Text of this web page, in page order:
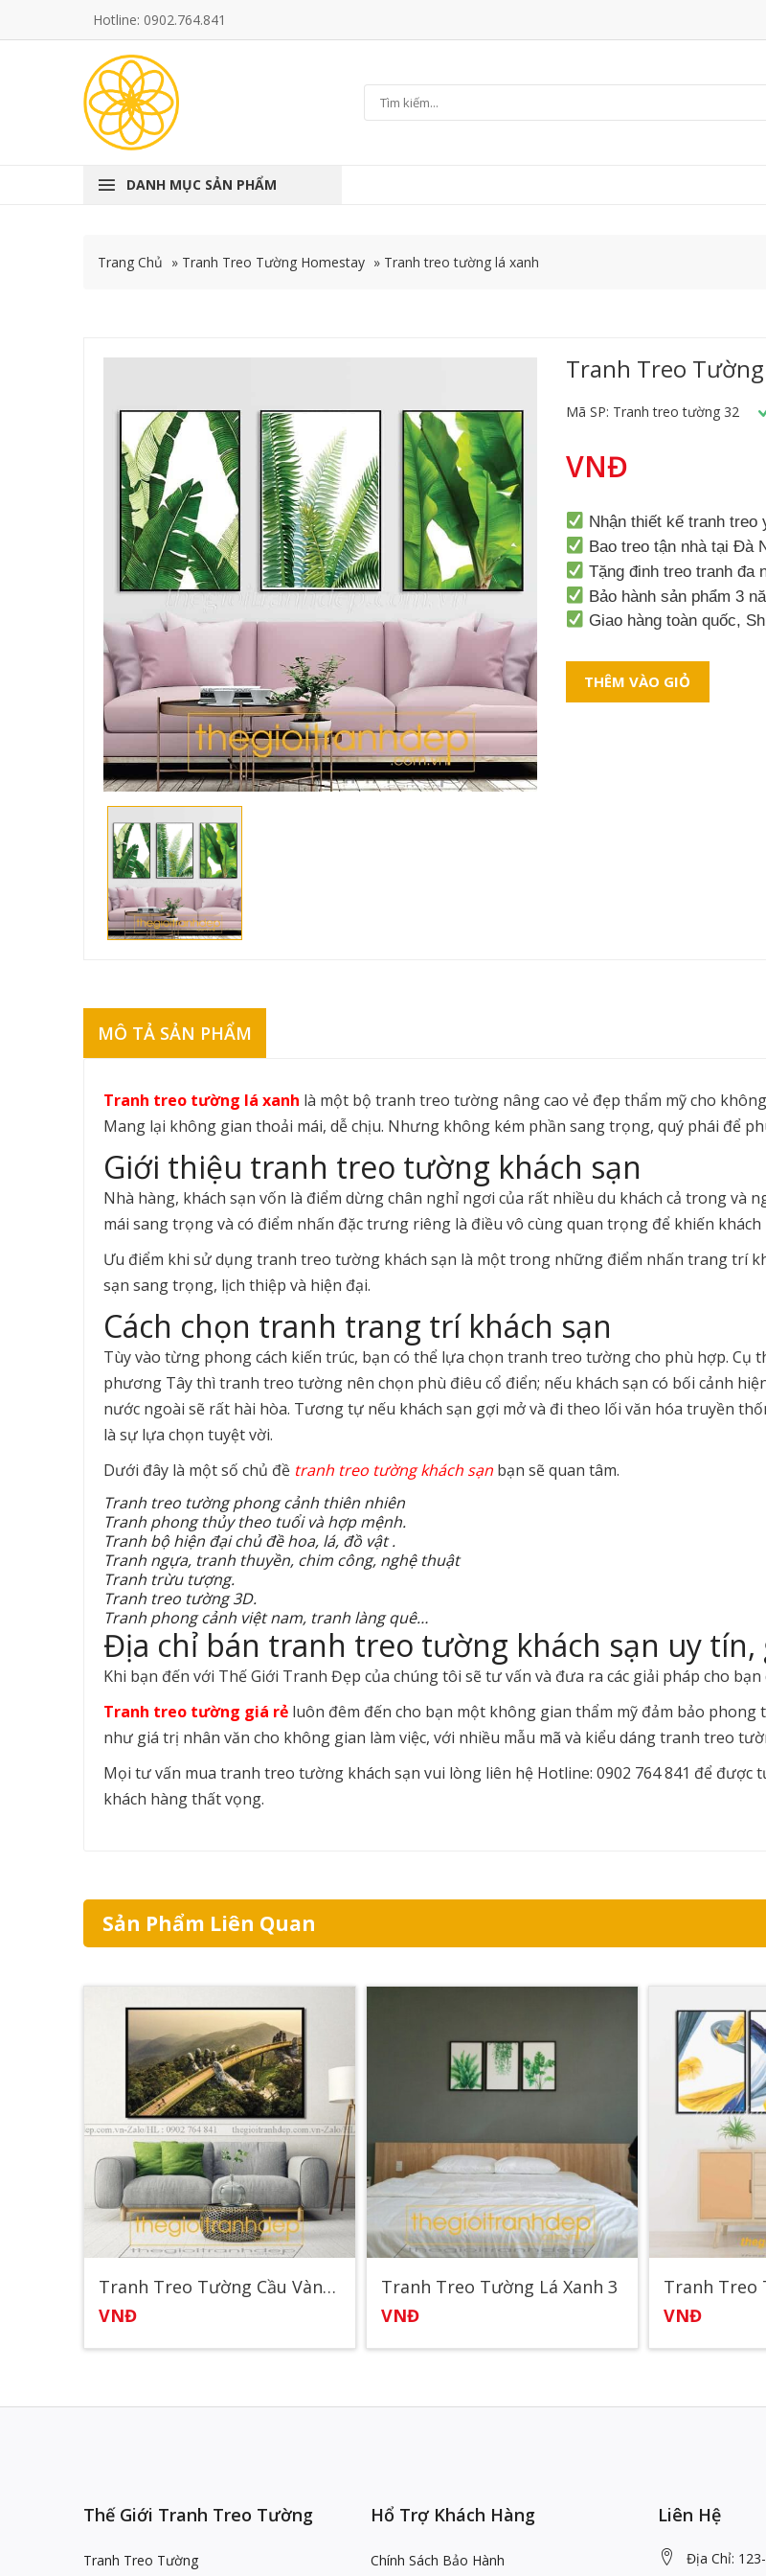
Hotline: 0902.764.841
DANH MỤC SẢN PHẨM
Trang Chủ » Tranh Treo Tường Homestay » Tranh treo tường lá xanh
Tranh Treo Tường
Mã SP: Tranh treo tường 32
VNĐ
Nhận thiết kế tranh treo
Bao treo tận nhà tại Đà
Tặng đinh treo tranh đa
Bảo hành sản phẩm 3
Giao hàng toàn quốc,
THÊM VÀO GIỎ
MÔ TẢ SẢN PHẨM
Tranh treo tường lá xanh là một bộ tranh treo tường nâng cao vẻ đẹp thẩm mỹ cho
Mang lại không gian thoải mái, dễ chịu. Nhưng không kém phần sang trọng, quý phái để
Giới thiệu tranh treo tường khách sạn
Nhà hàng, khách sạn vốn là điểm dừng chân nghỉ ngơi của rất nhiều du khách cả trong và
mái sang trọng và có điểm nhấn đặc trưng riêng là điều vô cùng quan trọng để khiến
Ưu điểm khi sử dụng tranh treo tường khách sạn là một trong những điểm nhấn trang trí
sạn sang trọng, lịch thiệp và hiện đại.
Cách chọn tranh trang trí khách sạn
Tùy vào từng phong cách kiến trúc, bạn có thể lựa chọn tranh treo tường cho phù hợp. Cụ
phương Tây thì tranh treo tường nên chọn phù điêu cổ điển; nếu khách sạn có bối cảnh
nước ngoài sẽ rất hài hòa. Tương tự nếu khách sạn gợi mở và đi theo lối văn hóa truyền
là sự lựa chọn tuyệt vời.
Dưới đây là một số chủ đề tranh treo tường khách sạn bạn sẽ quan tâm.
Tranh treo tường phong cảnh thiên nhiên
Tranh phong thủy theo tuổi và hợp mệnh.
Tranh bộ hiện đại chủ đề hoa, lá, đồ vật .
Tranh ngựa, tranh thuyền, chim công, nghệ thuật
Tranh trừu tượng.
Tranh treo tường 3D.
Tranh phong cảnh việt nam, tranh làng quê…
Địa chỉ bán tranh treo tường khách sạn uy tín,
Khi bạn đến với Thế Giới Tranh Đẹp của chúng tôi sẽ tư vấn và đưa ra các giải pháp cho
Tranh treo tường giá rẻ luôn đêm đến cho bạn một không gian thẩm mỹ đảm bảo phong
như giá trị nhân văn cho không gian làm việc, với nhiều mẫu mã và kiểu dáng tranh treo
Mọi tư vấn mua tranh treo tường khách sạn vui lòng liên hệ Hotline: 0902 764 841 để được
khách hàng thất vọng.
Sản Phẩm Liên Quan
Tranh Treo Tường Cầu Vàng Đà Nẵng
VNĐ
Tranh Treo Tường Lá Xanh 3
VNĐ
Tranh Treo
VNĐ
Thế Giới Tranh Treo Tường
Tranh Treo Tường
Hổ Trợ Khách Hàng
Chính Sách Bảo Hành
Liên Hệ
Địa Chỉ: